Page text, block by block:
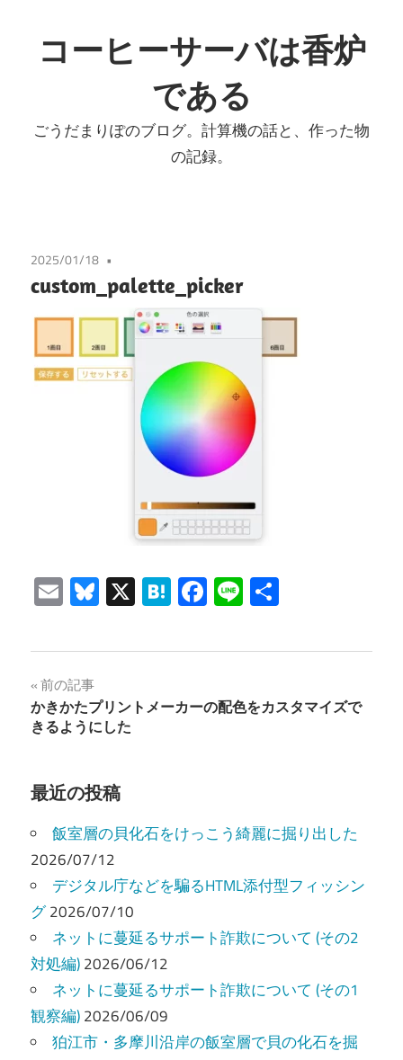
ン
テ
へ
コーヒーサーバは香炉
である
ごうだまりぽのブログ。計算機の話と、作った物
の記録。
2025/01/18
custom_palette_picker
EmailBluesky
X Hatena
Facebook
Line
投
稿
ビ
ゲ
ー
シ
ョ
ン
前の記事
かきかたプリントメーカーの配色をカスタマイズで
きるようにした
最近の投稿
飯室層の貝化石をけっこう綺麗に掘り出した
2026/07/12
デジタル庁などを騙るHTML添付型フィッシン
グ2026/07/10
ネットに蔓延るサポート詐欺について (その2
対処編)2026/06/12
ネットに蔓延るサポート詐欺について (その1
観察編)2026/06/09
狛江市・多摩川沿岸の飯室層で貝の化石を掘